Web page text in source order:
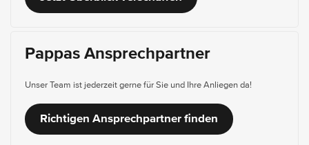
Pappas Ansprechpartner
Unser Team ist jederzeit gerne für Sie und Ihre Anliegen da!
Richtigen Ansprechpartner finden